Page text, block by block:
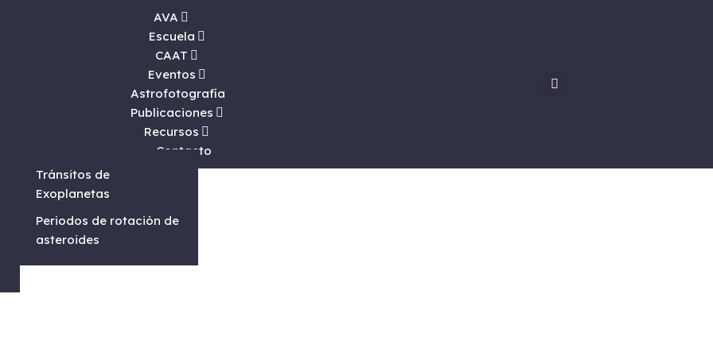
AVA
Escuela
CAAT
Eventos
Astrofotografía
Publicaciones
Tránsitos de
Exoplanetas
Periodos de rotación de
asteroides
Recursos
Contacto